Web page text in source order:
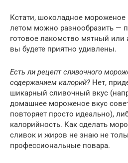
Кстати, шоколадное
летом можно разнообразить —
готовое лакомство мятный
вы будете приятно удивлены.
Есть ли рецепт сливочного
содержанием калорий? Нет,
шикарный сливочный вкус
домашнее мороженое вкус
повторяет просто идеально),
калорийность. Как сделать
сливок и жиров не знаю не
профессиональные повара.